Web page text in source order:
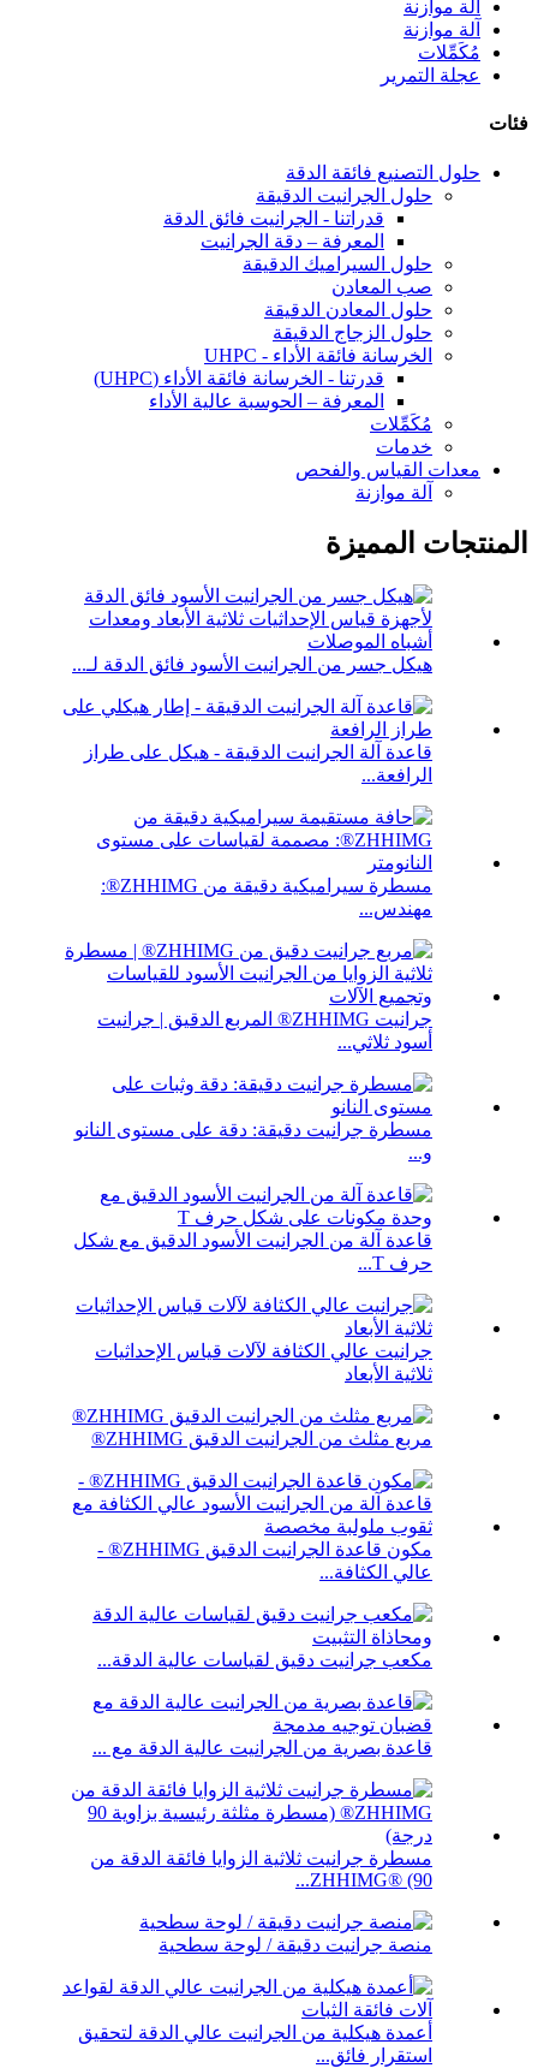
آلة موازنة
آلة موازنة
مُكَمِّلات
عجلة التمرير
فئات
حلول التصنيع فائقة الدقة
حلول الجرانيت الدقيقة
قدراتنا - الجرانيت فائق الدقة
المعرفة – دقة الجرانيت
حلول السيراميك الدقيقة
صب المعادن
حلول المعادن الدقيقة
حلول الزجاج الدقيقة
الخرسانة فائقة الأداء - UHPC
قدرتنا - الخرسانة فائقة الأداء (UHPC)
المعرفة – الحوسبة عالية الأداء
مُكَمِّلات
خدمات
معدات القياس والفحص
آلة موازنة
المنتجات المميزة
هيكل جسر من الجرانيت الأسود فائق الدقة لـ...
قاعدة آلة الجرانيت الدقيقة - هيكل على طراز
الرافعة...
مسطرة سيراميكية دقيقة من ZHHIMG®:
مهندس...
جرانيت ZHHIMG® المربع الدقيق | جرانيت
أسود ثلاثي...
مسطرة جرانيت دقيقة: دقة على مستوى النانو
و...
قاعدة آلة من الجرانيت الأسود الدقيق مع شكل
حرف T...
جرانيت عالي الكثافة لآلات قياس الإحداثيات
ثلاثية الأبعاد
مربع مثلث من الجرانيت الدقيق ZHHIMG®
مكون قاعدة الجرانيت الدقيق ZHHIMG® -
عالي الكثافة...
مكعب جرانيت دقيق لقياسات عالية الدقة...
قاعدة بصرية من الجرانيت عالية الدقة مع ...
مسطرة جرانيت ثلاثية الزوايا فائقة الدقة من
ZHHIMG® (90...
منصة جرانيت دقيقة / لوحة سطحية
أعمدة هيكلية من الجرانيت عالي الدقة لتحقيق
استقرار فائق...